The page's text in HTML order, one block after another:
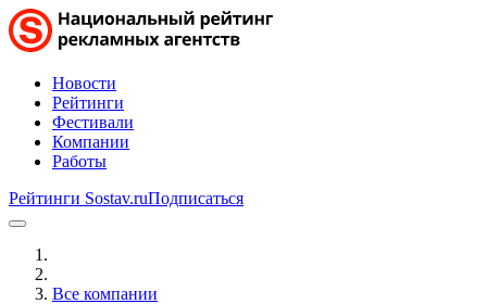
Новости
Рейтинги
Фестивали
Компании
Работы
Рейтинги Sostav.ruПодписаться
Все компании